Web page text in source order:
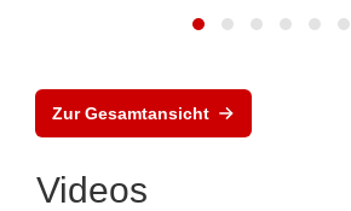
Zur Gesamtansicht
Videos